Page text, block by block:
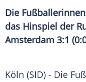
Die
das Hinspiel der
Amsterdam 3:1
Köln (SID) - Die